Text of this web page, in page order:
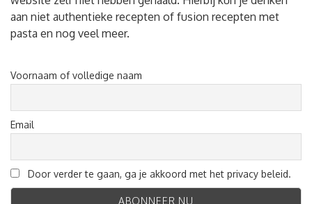
aan niet authentieke recepten of fusion recepten met
pasta en nog veel meer.
Voornaam of volledige naam
Email
Door verder te gaan, ga je akkoord met het privacy beleid.